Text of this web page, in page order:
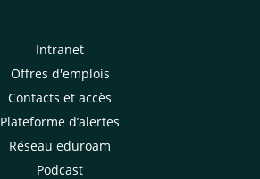
Intranet
Offres d'emplois
Contacts et accès
Plateforme d’alertes
Réseau eduroam
Podcast